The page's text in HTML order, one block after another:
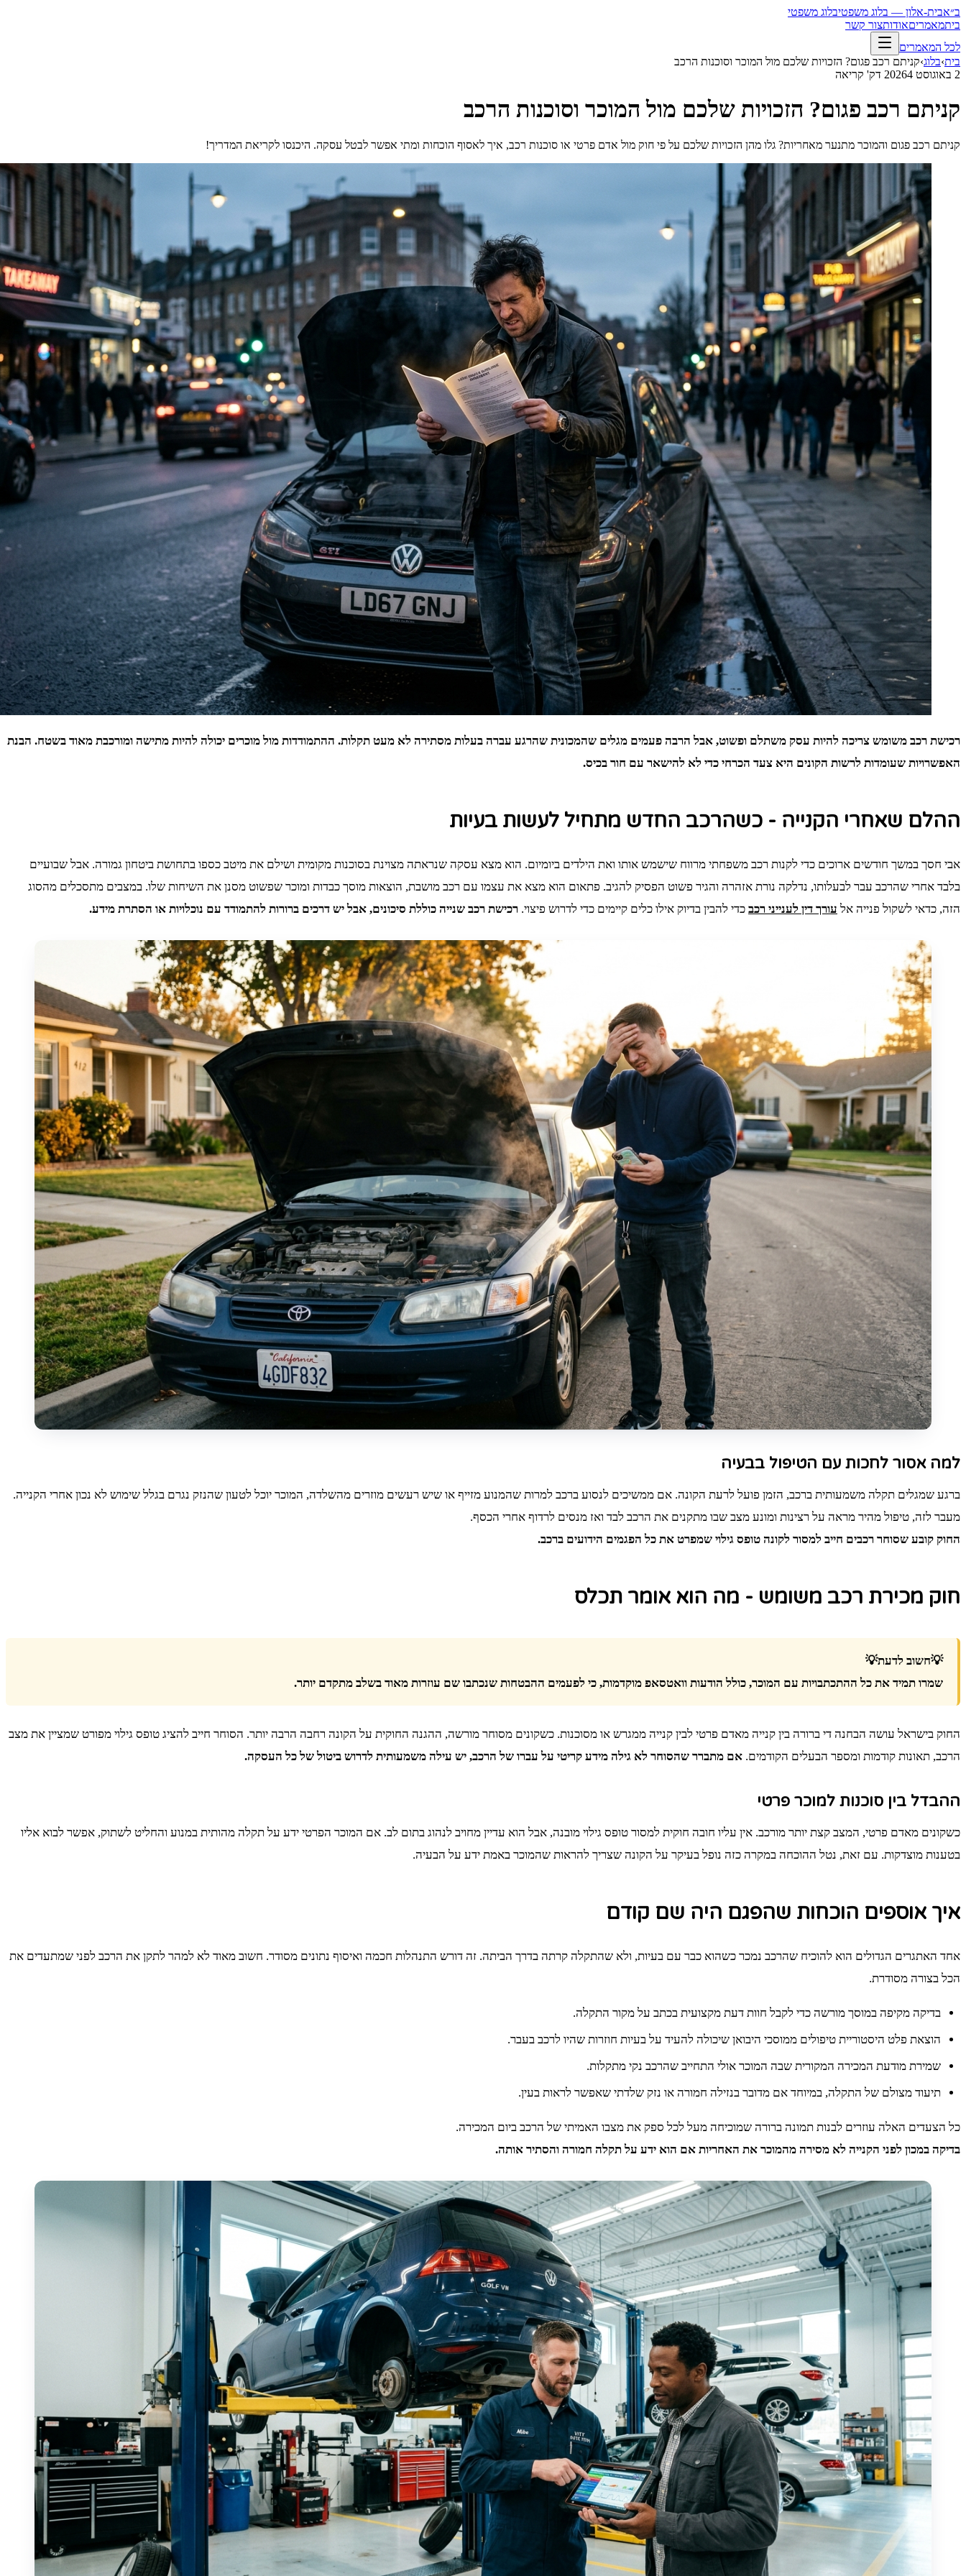
ב״אבית-אלון — בלוג משפטיבלוג משפטי
ביתמאמריםאודותצור קשר
לכל המאמרים
בית›בלוג›קניתם רכב פגום? הזכויות שלכם מול המוכר וסוכנות הרכב
2 באוגוסט 2026
4 דק' קריאה
קניתם רכב פגום? הזכויות שלכם מול המוכר וסוכנות הרכב
קניתם רכב פגום והמוכר מתנער מאחריות? גלו מהן הזכויות שלכם על פי חוק מול אדם פרטי או סוכנות רכב, איך לאסוף הוכחות ומתי אפשר לבטל עסקה. היכנסו לקריאת המדריך!
רכישת רכב משומש צריכה להיות עסק משתלם ופשוט, אבל הרבה פעמים מגלים שהמכונית שהרגע עברה בעלות מסתירה לא מעט תקלות. ההתמודדות מול מוכרים יכולה להיות מתישה ומורכבת מאוד בשטח. הבנת
האפשרויות שעומדות לרשות הקונים היא צעד הכרחי כדי לא להישאר עם חור בכיס.
ההלם שאחרי הקנייה - כשהרכב החדש מתחיל לעשות בעיות
אבי חסך במשך חודשים ארוכים כדי לקנות רכב משפחתי מרווח שישמש אותו ואת הילדים ביומיום. הוא מצא עסקה שנראתה מצוינת בסוכנות מקומית ושילם את מיטב כספו בתחושת ביטחון גמורה. אבל שבועיים
בלבד אחרי שהרכב עבר לבעלותו, נדלקה נורת אזהרה והגיר פשוט הפסיק להגיב. פתאום הוא מצא את עצמו עם רכב מושבת, הוצאות מוסך כבדות ומוכר שפשוט מסנן את השיחות שלו. במצבים מתסכלים מהסוג
הזה, כדאי לשקול פנייה אל עורך דין לענייני רכב כדי להבין בדיוק אילו כלים קיימים כדי לדרוש פיצוי. רכישת רכב שנייה כוללת סיכונים, אבל יש דרכים ברורות להתמודד עם נוכלויות או הסתרת מידע.
למה אסור לחכות עם הטיפול בבעיה
ברגע שמגלים תקלה משמעותית ברכב, הזמן פועל לרעת הקונה. אם ממשיכים לנסוע ברכב למרות שהמנוע מזייף או שיש רעשים מוזרים מהשלדה, המוכר יוכל לטעון שהנזק נגרם בגלל שימוש לא נכון אחרי הקנייה.
מעבר לזה, טיפול מהיר מראה על רצינות ומונע מצב שבו מתקנים את הרכב לבד ואז מנסים לרדוף אחרי הכסף.
החוק קובע שסוחר רכבים חייב למסור לקונה טופס גילוי שמפרט את כל הפגמים הידועים ברכב.
חוק מכירת רכב משומש - מה הוא אומר תכלס
💡חשוב לדעת💡
שמרו תמיד את כל ההתכתבויות עם המוכר, כולל הודעות וואטסאפ מוקדמות, כי לפעמים ההבטחות שנכתבו שם עוזרות מאוד בשלב מתקדם יותר.
החוק בישראל עושה הבחנה די ברורה בין קנייה מאדם פרטי לבין קנייה ממגרש או מסוכנות. כשקונים מסוחר מורשה, ההגנה החוקית על הקונה רחבה הרבה יותר. הסוחר חייב להציג טופס גילוי מפורט שמציין את מצב
הרכב, תאונות קודמות ומספר הבעלים הקודמים. אם מתברר שהסוחר לא גילה מידע קריטי על עברו של הרכב, יש עילה משמעותית לדרוש ביטול של כל העסקה.
ההבדל בין סוכנות למוכר פרטי
כשקונים מאדם פרטי, המצב קצת יותר מורכב. אין עליו חובה חוקית למסור טופס גילוי מובנה, אבל הוא עדיין מחויב לנהוג בתום לב. אם המוכר הפרטי ידע על תקלה מהותית במנוע והחליט לשתוק, אפשר לבוא אליו
בטענות מוצדקות. עם זאת, נטל ההוכחה במקרה כזה נופל בעיקר על הקונה שצריך להראות שהמוכר באמת ידע על הבעיה.
איך אוספים הוכחות שהפגם היה שם קודם
אחד האתגרים הגדולים הוא להוכיח שהרכב נמכר כשהוא כבר עם בעיות, ולא שהתקלה קרתה בדרך הביתה. זה דורש התנהלות חכמה ואיסוף נתונים מסודר. חשוב מאוד לא למהר לתקן את הרכב לפני שמתעדים את
הכל בצורה מסודרת.
בדיקה מקיפה במוסך מורשה כדי לקבל חוות דעת מקצועית בכתב על מקור התקלה.
הוצאת פלט היסטוריית טיפולים ממוסכי היבואן שיכולה להעיד על בעיות חוזרות שהיו לרכב בעבר.
שמירת מודעת המכירה המקורית שבה המוכר אולי התחייב שהרכב נקי מתקלות.
תיעוד מצולם של התקלה, במיוחד אם מדובר בנזילה חמורה או נזק שלדתי שאפשר לראות בעין.
כל הצעדים האלה עוזרים לבנות תמונה ברורה שמוכיחה מעל לכל ספק את מצבו האמיתי של הרכב ביום המכירה.
בדיקה במכון לפני הקנייה לא מסירה מהמוכר את האחריות אם הוא ידע על תקלה חמורה והסתיר אותה.